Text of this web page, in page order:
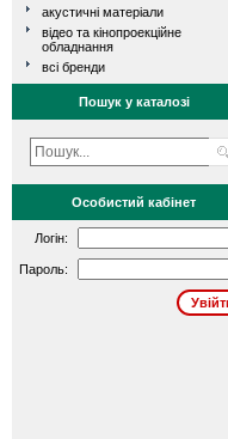
акустичні матеріали
відео та кінопроекційне
обладнання
всі бренди
Пошук у каталозі
Особистий кабінет
Логін:
Пароль: